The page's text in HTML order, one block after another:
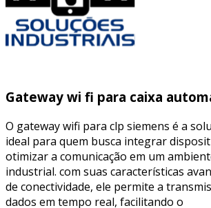
Gateway wi fi para caixa
O gateway wifi para clp siemens é a
ideal para quem busca integrar
otimizar a comunicação em um
industrial. com suas características
de conectividade, ele permite a
dados em tempo real, facilitando o